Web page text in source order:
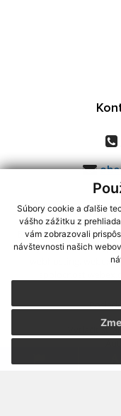
Súbory cookie a ďalšie
vášho zážitku z
vám zobrazovali
návštevnosti našich
využite možnosť
CMS systém (redakčný)
Vytlačiť